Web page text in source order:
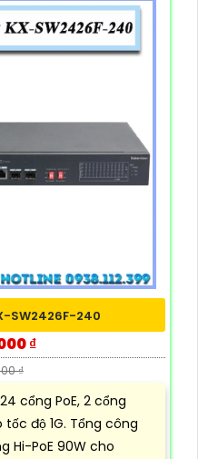
SW2426F-240
₫
₫
cổng PoE, 2 cổng
độ 1G. Tổng công
Hi-PoE 90W cho